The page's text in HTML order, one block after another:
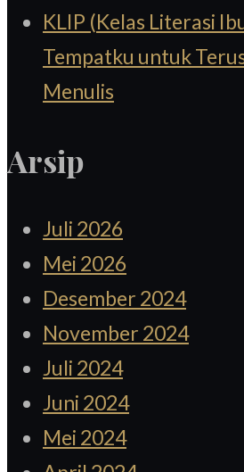
KLIP (Kelas Literasi
Tempatku untuk
Menulis
Arsip
Juli 2026
Mei 2026
Desember 2024
November 2024
Juli 2024
Juni 2024
Mei 2024